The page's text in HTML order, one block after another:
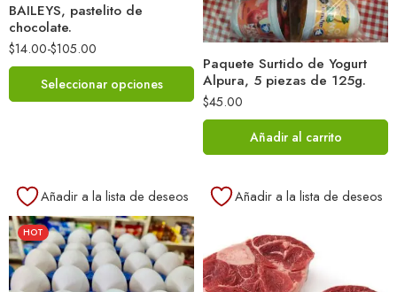
BAILEYS, pastelito de
chocolate.
$14.00-$105.00
Seleccionar opciones
Paquete Surtido de Yogurt
Alpura, 5 piezas de 125g.
$45.00
Añadir al carrito
Añadir a la lista de deseos
HOT
Añadir a la lista de deseos